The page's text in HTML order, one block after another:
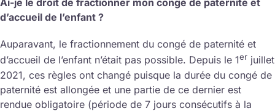
Ai-je le droit de fractionner mon congé de paternité et
d’accueil de l’enfant ?
Auparavant, le fractionnement du congé de paternité et
d’accueil de l’enfant n’était pas possible. Depuis le 1er juillet
2021, ces règles ont changé puisque la durée du congé de
paternité est allongée et une partie de ce dernier est
rendue obligatoire (période de 7 jours consécutifs à la